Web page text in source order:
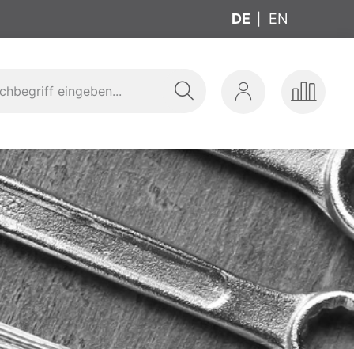
DE EN
Produkte
Mein
Suche